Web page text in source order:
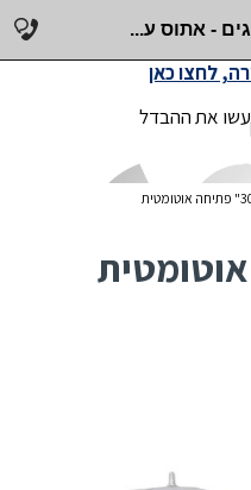
- אתוס ע...
את ההבדל
לחצו כאן